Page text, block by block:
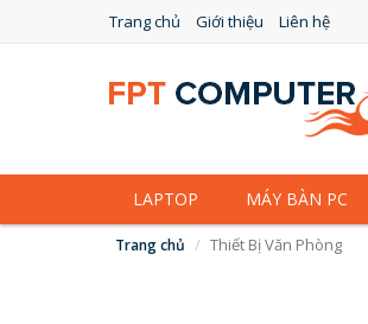
Trang chủ Giới thiệu Liên hệ
LAPTOP MÁY BÀN PC
Trang chủ Thiết Bị Văn Phòng